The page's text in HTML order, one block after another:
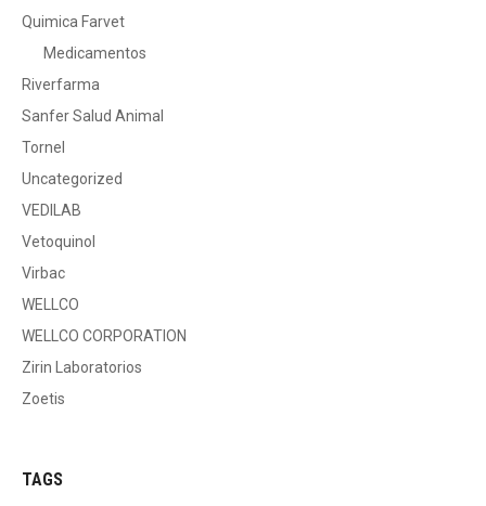
Quimica Farvet
Medicamentos
Riverfarma
Sanfer Salud Animal
Tornel
Uncategorized
VEDILAB
Vetoquinol
Virbac
WELLCO
WELLCO CORPORATION
Zirin Laboratorios
Zoetis
TAGS